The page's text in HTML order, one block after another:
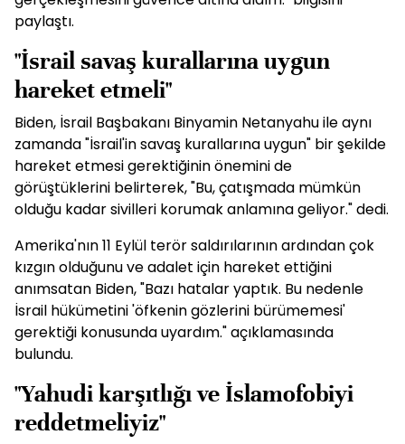
paylaştı.
"İsrail savaş kurallarına uygun
hareket etmeli"
Biden, İsrail Başbakanı Binyamin Netanyahu ile aynı
zamanda "İsrail'in savaş kurallarına uygun" bir şekilde
hareket etmesi gerektiğinin önemini de
görüştüklerini belirterek, "Bu, çatışmada mümkün
olduğu kadar sivilleri korumak anlamına geliyor." dedi.
Amerika'nın 11 Eylül terör saldırılarının ardından çok
kızgın olduğunu ve adalet için hareket ettiğini
anımsatan Biden, "Bazı hatalar yaptık. Bu nedenle
İsrail hükümetini 'öfkenin gözlerini bürümemesi'
gerektiği konusunda uyardım." açıklamasında
bulundu.
"Yahudi karşıtlığı ve İslamofobiyi
reddetmeliyiz"